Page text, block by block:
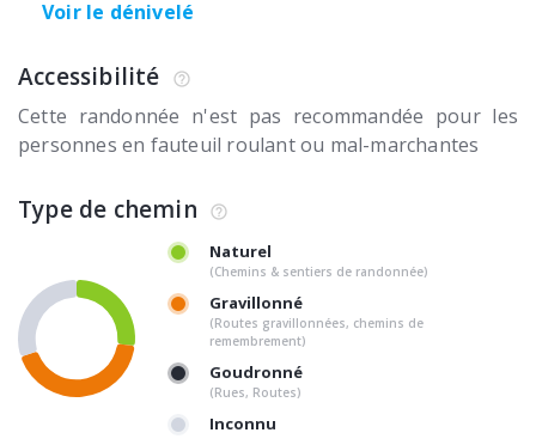
Voir le dénivelé
Accessibilité
Cette randonnée n'est pas recommandée pour les
personnes en fauteuil roulant ou mal-marchantes
Type de chemin
Naturel
(Chemins & sentiers de randonnée)
Gravillonné
(Routes gravillonnées, chemins de
remembrement)
Goudronné
(Rues, Routes)
Inconnu